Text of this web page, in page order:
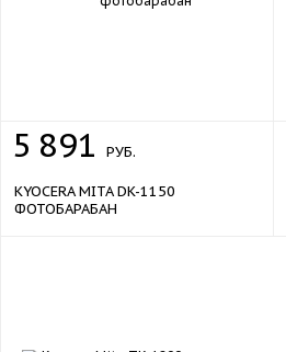
5 891 РУБ.
KYOCERA MITA DK-1150
ФОТОБАРАБАН